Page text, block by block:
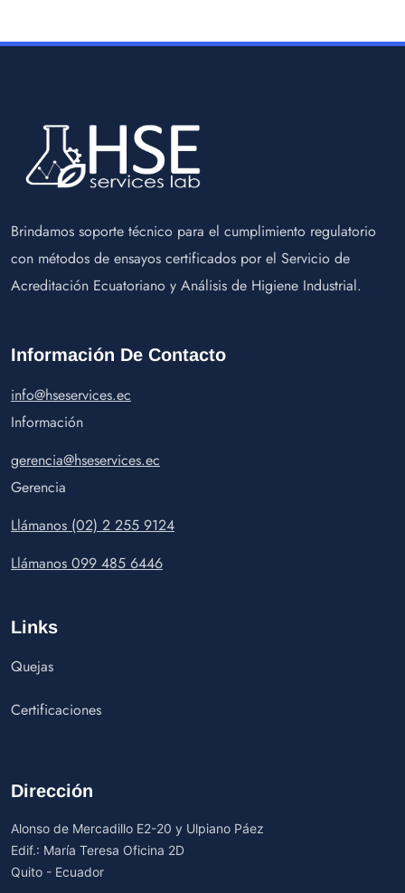
Brindamos soporte técnico para el cumplimiento regulatorio
con métodos de ensayos certificados por el Servicio de
Acreditación Ecuatoriano y Análisis de Higiene Industrial.
Información De Contacto
info@hseservices.ec
Información
gerencia@hseservices.ec
Gerencia
Llámanos (02) 2 255 9124
Llámanos 099 485 6446
Links
Quejas
Certificaciones
Dirección
Alonso de Mercadillo E2-20 y Ulpiano Páez
Edif.: María Teresa Oficina 2D
Quito - Ecuador